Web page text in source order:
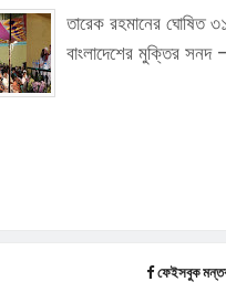
তারেক রহমানের ঘোষিত
বাংলাদেশের মুক্তির সনদ
ফেইসবুক